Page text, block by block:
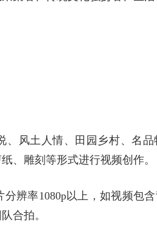
、风土人情、田园乡村、名
、雕刻等形式进行视频创作。
辨率1080p以上，如视频包
合拍。